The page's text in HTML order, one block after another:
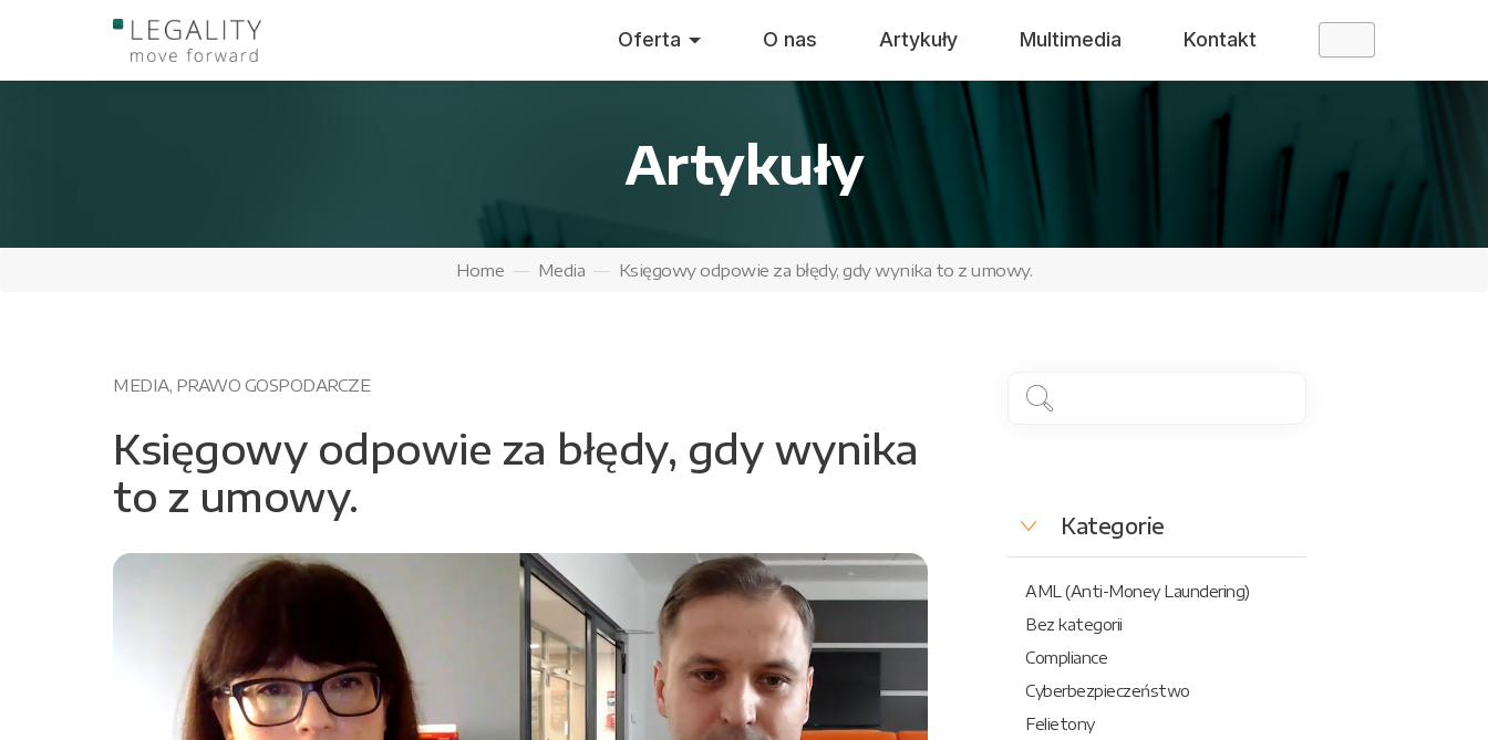
Oferta O nas Artykuły Multimedia Kontakt
Artykuły
Home Media Księgowy odpowie za błędy, gdy wynika to z umowy.
MEDIA, PRAWO GOSPODARCZE
Księgowy odpowie za błędy, gdy wynika
to z umowy.
Kategorie
AML (Anti-Money Laundering)
Bez kategorii
Compliance
Cyberbezpieczeństwo
Felietony